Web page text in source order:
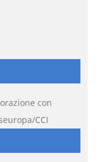
con
CCI